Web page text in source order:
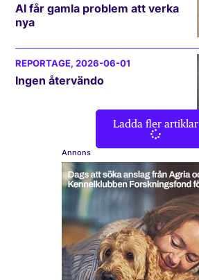
AI får gamla problem att verka
nya
REPORTAGE, 2026-06-01
Ingen återvändo
Ladda fler artiklar
Annons